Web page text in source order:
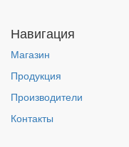
Навигация
Магазин
Продукция
Производители
Контакты